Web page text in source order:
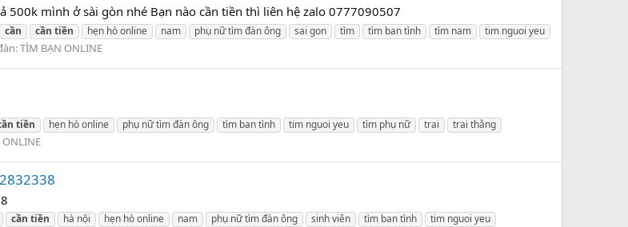
mình ở sài gòn nhé Bạn nào cần tiền thì liên hệ zalo 0777090507
cần cần tiền hẹn hò online nam phụ nữ tìm đàn ông sai gon tìm tìm ban tình tìm nam
tim nguoi yeu
TÌM BẠN ONLINE
tiền hẹn hò online phụ nữ tìm đàn ông tìm ban tình tim nguoi yeu tìm phụ nữ trai
trai thằng
cần tiền hà nội hẹn hò online nam phụ nữ tìm đàn ông sinh viên tìm ban tình
tim nguoi yeu